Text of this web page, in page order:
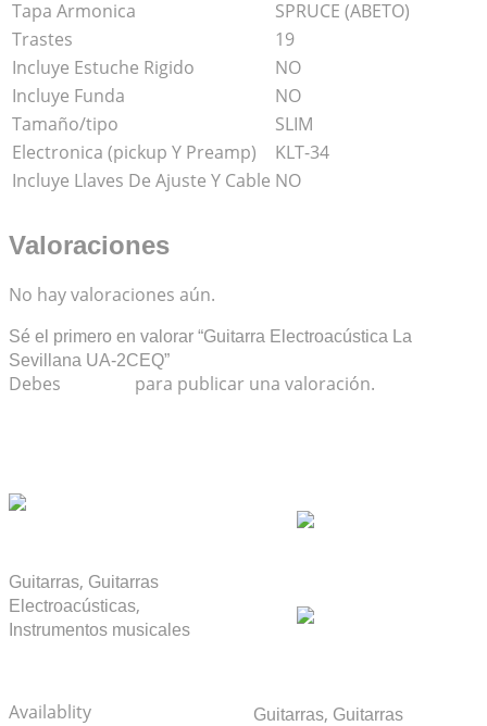
Tapa Armonica
SPRUCE (ABETO)
Trastes
19
Incluye Estuche Rigido
NO
Incluye Funda
NO
Tamaño/tipo
SLIM
Electronica (pickup Y Preamp)
KLT-34
Incluye Llaves De Ajuste Y Cable NO
Valoraciones
No hay valoraciones aún.
Sé el primero en valorar “Guitarra Electroacústica La
Sevillana UA-2CEQ”
Debes para publicar una valoración.
Guitarras, Guitarras
Electroacústicas,
Instrumentos musicales
Availablity Guitarras, Guitarras